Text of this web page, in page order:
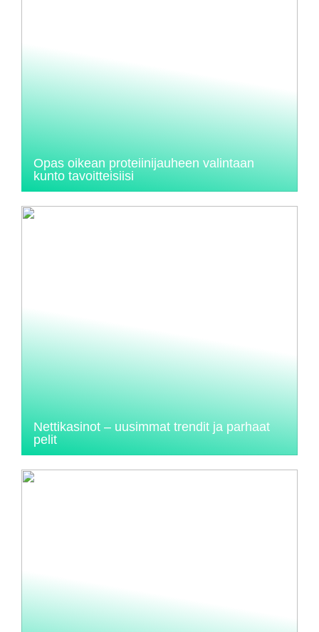
Opas oikean proteiinijauheen valintaan
kunto tavoitteisiisi
Nettikasinot – uusimmat trendit ja parhaat
pelit